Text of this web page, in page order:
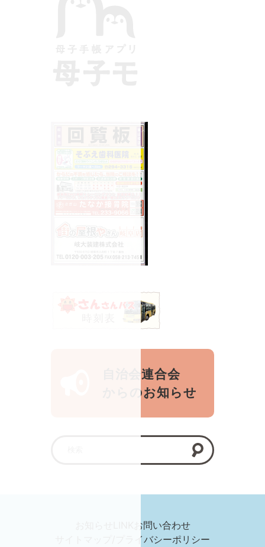
自治会連合会
からのお知らせ
お問い合わせ
サイトマップ/プライバシーポリシー